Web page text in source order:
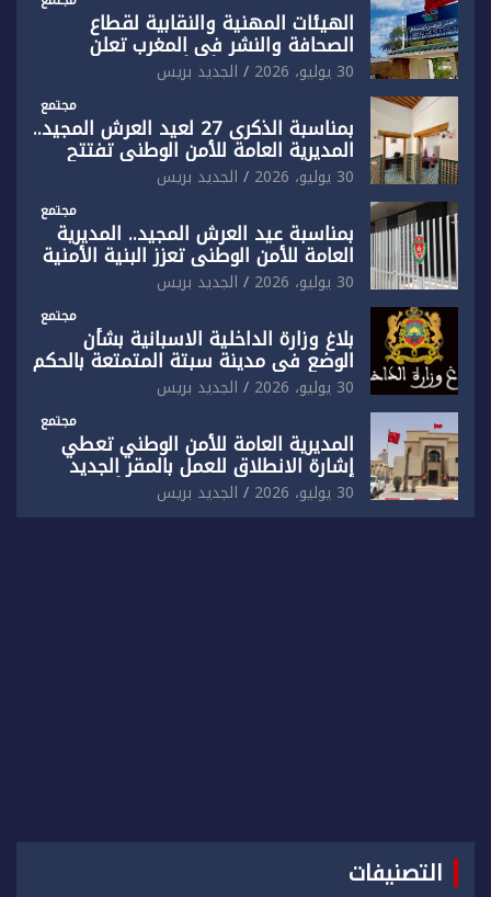
الهيئات المهنية والنقابية لقطاع
الصحافة والنشر في المغرب تعلن
رفضها القاطع لـ”أي أجندة انتخابية
مُعدة على مقاس سياسي ومصلحي
ضيق”
30 يوليو، 2026 الجديد بريس
مجتمع
بمناسبة الذكرى 27 لعيد العرش المجيد..
المديرية العامة للأمن الوطني تفتتح
المقر الجديد لفرقة الشرطة السياحية
بفاس
30 يوليو، 2026 الجديد بريس
مجتمع
بمناسبة عيد العرش المجيد.. المديرية
العامة للأمن الوطني تعزز البنية الأمنية
بالناظور بإحداث فرقتين جديدتين
30 يوليو، 2026 الجديد بريس
مجتمع
بلاغ وزارة الداخلية الاسبانية بشأن
الوضع في مدينة سبتة المتمتعة بالحكم
الذاتي
30 يوليو، 2026 الجديد بريس
مجتمع
المديرية العامة للأمن الوطني تعطي
إشارة الانطلاق للعمل بالمقر الجديد
للدائرة الثالثة للشرطة بولاية أمن العيون
30 يوليو، 2026 الجديد بريس
التصنيفات